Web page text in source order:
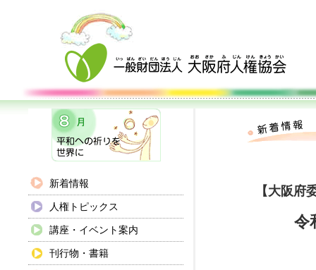
新着情報
人権トピックス
講座・イベント案内
刊行物・書籍
【大阪府
令